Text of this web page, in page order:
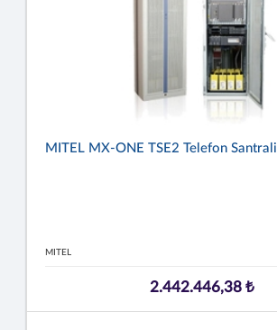
MITEL MX-ONE TSE2 Telefon Santrali
MITEL
2.442.446,38 ₺